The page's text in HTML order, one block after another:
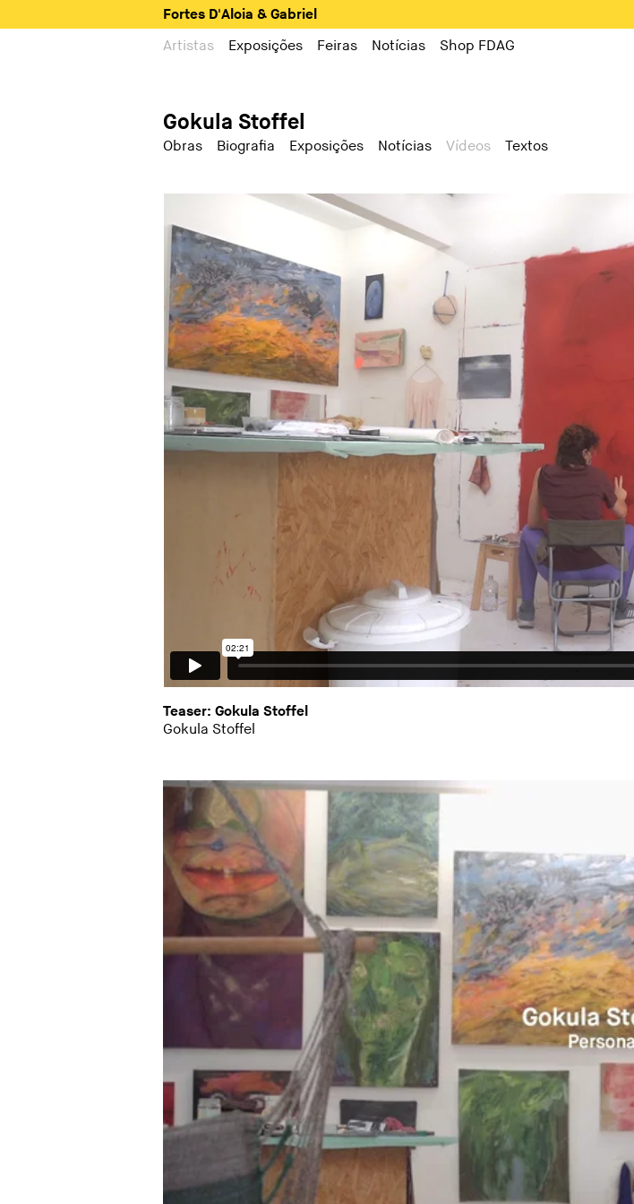
Fortes D'Aloia & Gabriel
Artistas Exposições Feiras Notícias Shop FDAG
Gokula Stoffel
Obras Biografia Exposições Notícias Vídeos Textos
Teaser: Gokula Stoffel
Gokula Stoffel